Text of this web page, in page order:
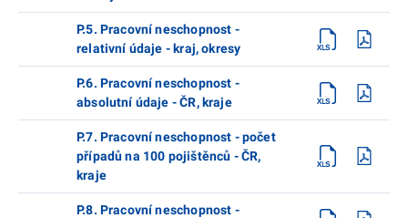
P.5. Pracovní neschopnost -
relativní údaje - kraj, okresy
P.6. Pracovní neschopnost -
absolutní údaje - ČR, kraje
P.7. Pracovní neschopnost - počet
případů na 100 pojištěnců - ČR,
kraje
P.8. Pracovní neschopnost -